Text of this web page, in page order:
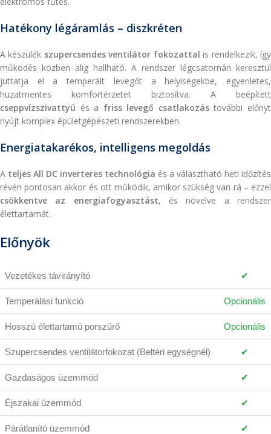
Hatékony légáramlás – diszkréten
A készülék szupercsendes ventilátor fokozattal is rendelkezik, így
működés közben alig hallható. A rendszer légcsatornán keresztül
juttatja el a temperált levegőt a helyiségekbe, egyenletes,
huzatmentes komfortérzetet biztosítva. A beépített
cseppvízszivattyú és a friss levegő csatlakozástovábbi előnyt
nyújt komplex épületgépészeti rendszerekben.
Energiatakarékos, intelligens megoldás
A teljes All DC inverteres technológia és a választható heti időzítés
révén pontosan akkor és ott működik, amikor szükség van rá – ezzel
csökkentve az energiafogyasztást, és növelve a rendszer
élettartamát.
Előnyök
Vezetékes távirányító ✔
Temperálási funkció Opcionális
Hosszú élettartamú porszűrő Opcionális
Szupercsendes ventilátorfokozat (Beltéri egységnél) ✔
Gazdaságos üzemmód ✔
Éjszakai üzemmód ✔
Párátlanító üzemmód ✔